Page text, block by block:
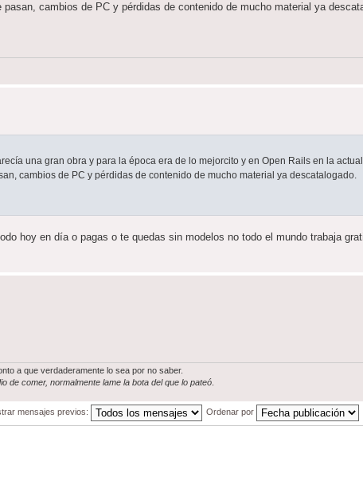
cambios de PC y pérdidas de contenido de mucho material ya
una gran obra y para la época era de lo mejorcito y en Open Rails en la
cambios de PC y pérdidas de contenido de mucho material ya descatalogado.
hoy en día o pagas o te quedas sin modelos no todo el mundo trabaja
a que verdaderamente lo sea por no saber.
de comer, normalmente lame la bota del que lo pateó
mensajes previos: Ordenar por